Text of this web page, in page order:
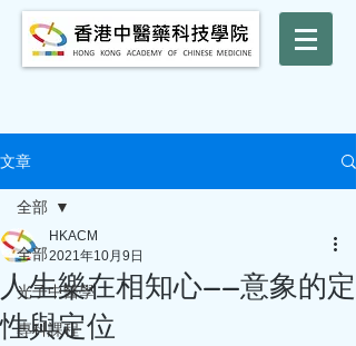
文章
全部
光子中醫學
專科課程
全部
人生樂在相知心——意象的定
性與定位
HKACM
2021年10月9日